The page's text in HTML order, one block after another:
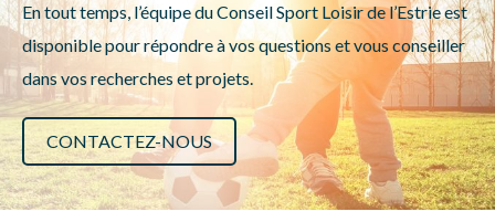
En tout temps, l’équipe du Conseil Sport Loisir de l’Estrie est
disponible pour répondre à vos questions et vous conseiller
dans vos recherches et projets.
CONTACTEZ-NOUS